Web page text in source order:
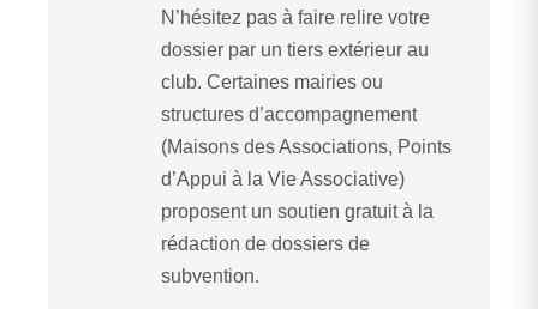
N’hésitez pas à faire relire votre
dossier par un tiers extérieur au
club. Certaines mairies ou
structures d’accompagnement
(Maisons des Associations, Points
d’Appui à la Vie Associative)
proposent un soutien gratuit à la
rédaction de dossiers de
subvention.